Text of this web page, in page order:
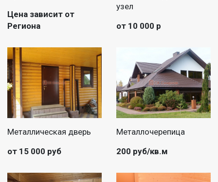
Цена зависит от
Региона
узел
от 10 000 р
Металлическая дверь
от 15 000 руб
Металлочерепица
200 руб/кв.м